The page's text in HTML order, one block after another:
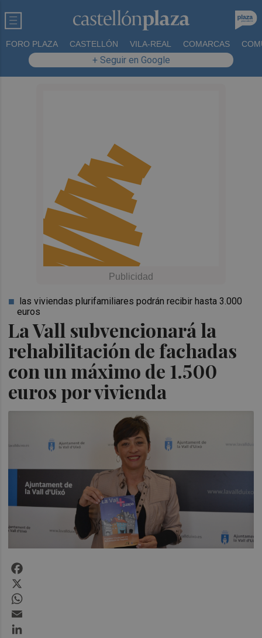
FORO PLAZA CASTELLÓN VILA-REAL COMARCAS
+ Seguir en Google
La Vall subvencionará la
rehabilitación de fachadas
con un máximo de 1.500
euros por vivienda
las viviendas plurifamiliares podrán recibir hasta 3.000
euros